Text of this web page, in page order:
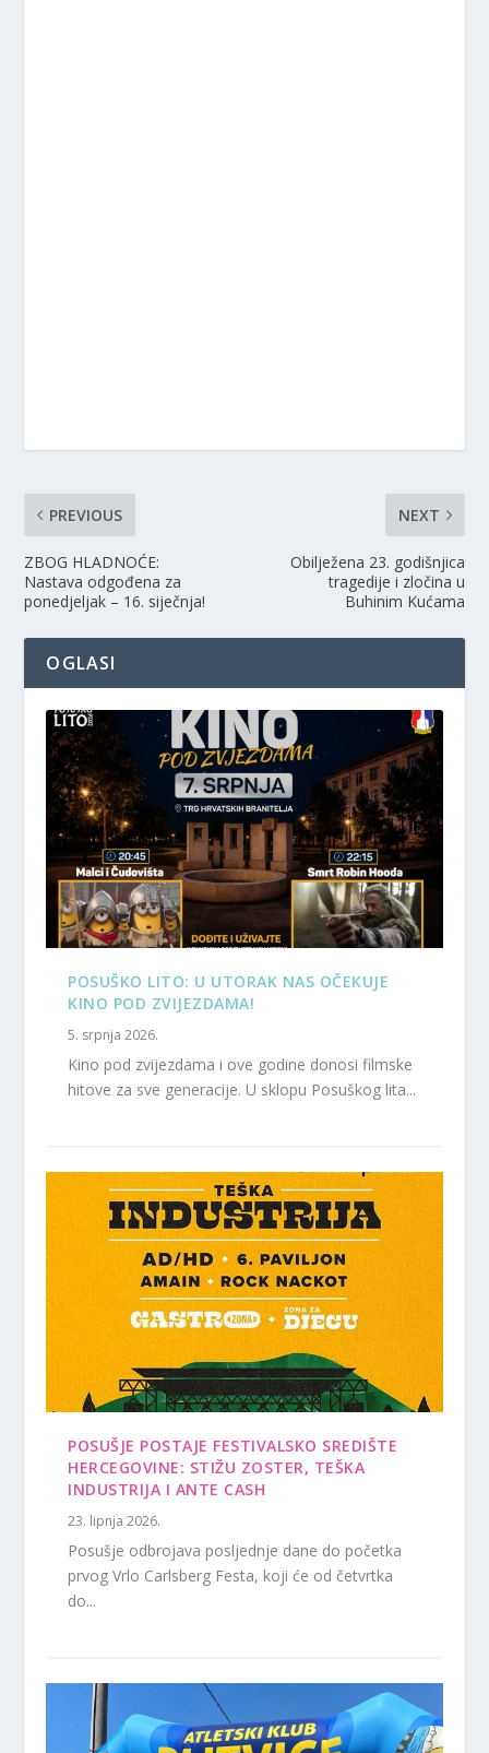
PREVIOUS
ZBOG HLADNOĆE:
Nastava odgođena za
ponedjeljak – 16. siječnja!
NEXT
Obilježena 23. godišnjica
tragedije i zločina u
Buhinim Kućama
OGLASI
POSUŠKO LITO: U UTORAK NAS OČEKUJE
KINO POD ZVIJEZDAMA!
5. srpnja 2026.
Kino pod zvijezdama i ove godine donosi filmske
hitove za sve generacije. U sklopu Posuškog lita...
POSUŠJE POSTAJE FESTIVALSKO SREDIŠTE
HERCEGOVINE: STIŽU ZOSTER, TEŠKA
INDUSTRIJA I ANTE CASH
23. lipnja 2026.
Posušje odbrojava posljednje dane do početka
prvog Vrlo Carlsberg Festa, koji će od četvrtka
do...